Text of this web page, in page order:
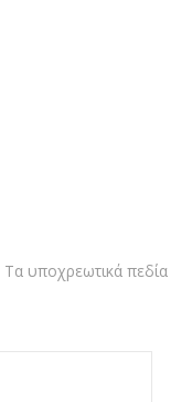
Τα υποχρεωτικά πεδία